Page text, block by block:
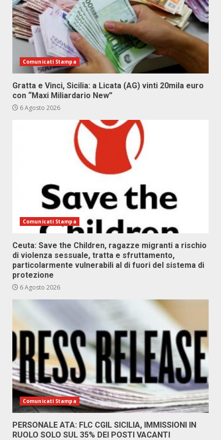
Comunicati Stampa
Gratta e Vinci, Sicilia: a Licata (AG) vinti 20mila euro
con “Maxi Miliardario New”
6 Agosto 2026
Comunicati Stampa
Ceuta: Save the Children, ragazze migranti a rischio
di violenza sessuale, tratta e sfruttamento,
particolarmente vulnerabili al di fuori del sistema di
protezione
6 Agosto 2026
Comunicati Stampa
PERSONALE ATA: FLC CGIL SICILIA, IMMISSIONI IN
RUOLO SOLO SUL 35% DEI POSTI VACANTI